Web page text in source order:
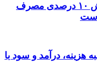
مدیرعامل برق تهران: کاهش ۱۰ درصدی مصرف
هزینه، درآمد و سود با